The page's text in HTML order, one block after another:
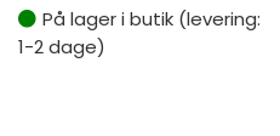
På lager i butik (levering:
1-2 dage)